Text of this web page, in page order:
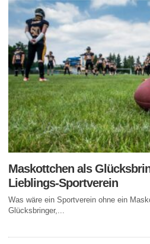
Maskottchen als
Lieblings-Sportverein
Was wäre ein Sportverein ohne ein
Glücksbringer,...